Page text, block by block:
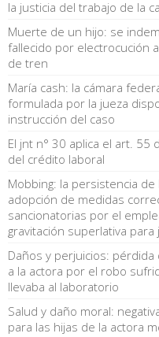
la justicia del trabajo de la
Muerte de un hijo: se
fallecido por electrocución
de tren
María cash: la cámara
formulada por la jueza
instrucción del caso
El jnt n° 30 aplica el art. 55
del crédito laboral
Mobbing: la persistencia
adopción de medidas
sancionatorias por el
gravitación superlativa
Daños y perjuicios:
a la actora por el robo
llevaba al laboratorio
Salud y daño moral:
para las hijas de la actora